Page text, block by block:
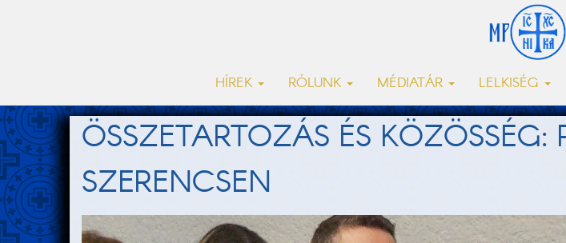
HÍREK RÓLUNK MÉDIATÁR LELKISÉG
ÖSSZETARTOZÁS ÉS
SZERENCSEN